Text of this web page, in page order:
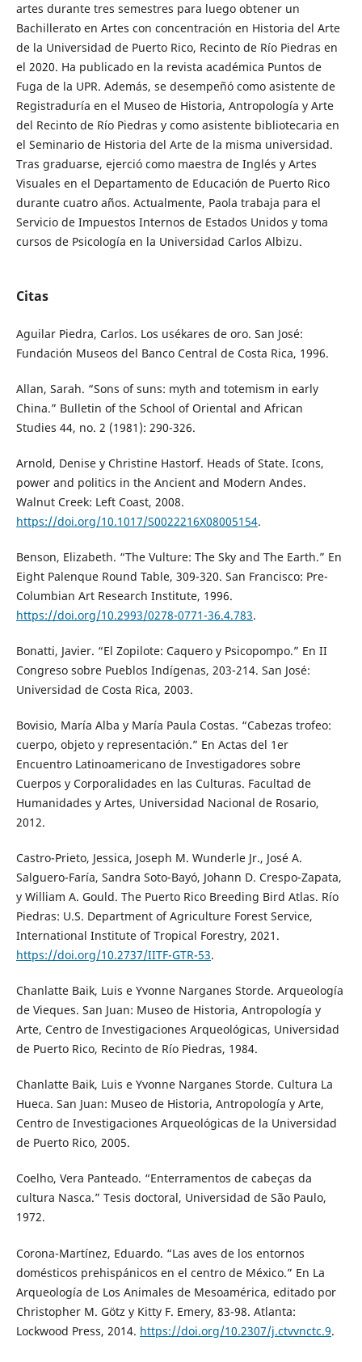
artes durante tres semestres para luego obtener un
Bachillerato en Artes con concentración en Historia del Arte
de la Universidad de Puerto Rico, Recinto de Río Piedras en
el 2020. Ha publicado en la revista académica Puntos de
Fuga de la UPR. Además, se desempeñó como asistente de
Registraduría en el Museo de Historia, Antropología y Arte
del Recinto de Río Piedras y como asistente bibliotecaria en
el Seminario de Historia del Arte de la misma universidad.
Tras graduarse, ejerció como maestra de Inglés y Artes
Visuales en el Departamento de Educación de Puerto Rico
durante cuatro años. Actualmente, Paola trabaja para el
Servicio de Impuestos Internos de Estados Unidos y toma
cursos de Psicología en la Universidad Carlos Albizu.
Citas
Aguilar Piedra, Carlos. Los usékares de oro. San José:
Fundación Museos del Banco Central de Costa Rica, 1996.
Allan, Sarah. “Sons of suns: myth and totemism in early
China.” Bulletin of the School of Oriental and African
Studies 44, no. 2 (1981): 290-326.
Arnold, Denise y Christine Hastorf. Heads of State. Icons,
power and politics in the Ancient and Modern Andes.
Walnut Creek: Left Coast, 2008.
https://doi.org/10.1017/S0022216X08005154.
Benson, Elizabeth. “The Vulture: The Sky and The Earth.” En
Eight Palenque Round Table, 309-320. San Francisco: Pre-
Columbian Art Research Institute, 1996.
https://doi.org/10.2993/0278-0771-36.4.783.
Bonatti, Javier. “El Zopilote: Caquero y Psicopompo.” En II
Congreso sobre Pueblos Indígenas, 203-214. San José:
Universidad de Costa Rica, 2003.
Bovisio, María Alba y María Paula Costas. “Cabezas trofeo:
cuerpo, objeto y representación.” En Actas del 1er
Encuentro Latinoamericano de Investigadores sobre
Cuerpos y Corporalidades en las Culturas. Facultad de
Humanidades y Artes, Universidad Nacional de Rosario,
2012.
Castro-Prieto, Jessica, Joseph M. Wunderle Jr., José A.
Salguero-Faría, Sandra Soto-Bayó, Johann D. Crespo-Zapata,
y William A. Gould. The Puerto Rico Breeding Bird Atlas. Río
Piedras: U.S. Department of Agriculture Forest Service,
International Institute of Tropical Forestry, 2021.
https://doi.org/10.2737/IITF-GTR-53.
Chanlatte Baik, Luis e Yvonne Narganes Storde. Arqueología
de Vieques. San Juan: Museo de Historia, Antropología y
Arte, Centro de Investigaciones Arqueológicas, Universidad
de Puerto Rico, Recinto de Río Piedras, 1984.
Chanlatte Baik, Luis e Yvonne Narganes Storde. Cultura La
Hueca. San Juan: Museo de Historia, Antropología y Arte,
Centro de Investigaciones Arqueológicas de la Universidad
de Puerto Rico, 2005.
Coelho, Vera Panteado. “Enterramentos de cabeças da
cultura Nasca.” Tesis doctoral, Universidad de São Paulo,
1972.
Corona-Martínez, Eduardo. “Las aves de los entornos
domésticos prehispánicos en el centro de México.” En La
Arqueología de Los Animales de Mesoamérica, editado por
Christopher M. Götz y Kitty F. Emery, 83-98. Atlanta:
Lockwood Press, 2014. https://doi.org/10.2307/j.ctvvnctc.9.